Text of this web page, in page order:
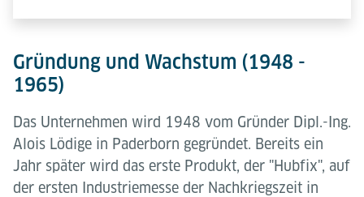
Gründung und Wachstum (1948 -
1965)
Das Unternehmen wird 1948 vom Gründer Dipl.-Ing.
Alois Lödige in Paderborn gegründet. Bereits ein
Jahr später wird das erste Produkt, der "Hubfix", auf
der ersten Industriemesse der Nachkriegszeit in